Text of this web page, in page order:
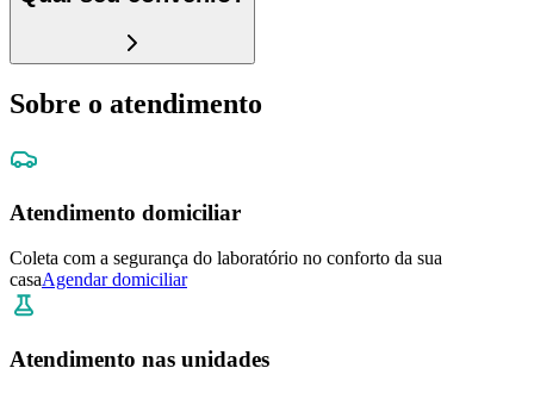
Sobre o atendimento
Atendimento domiciliar
Coleta com a segurança do laboratório no conforto da sua
casaAgendar domiciliar
Atendimento nas unidades